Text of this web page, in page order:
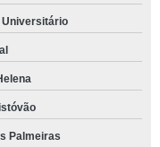
Palmeiras